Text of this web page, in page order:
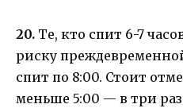
20. Те, кто спит 6-7
риску
спит по 8:00. Стоит
меньше 5:00 — в три